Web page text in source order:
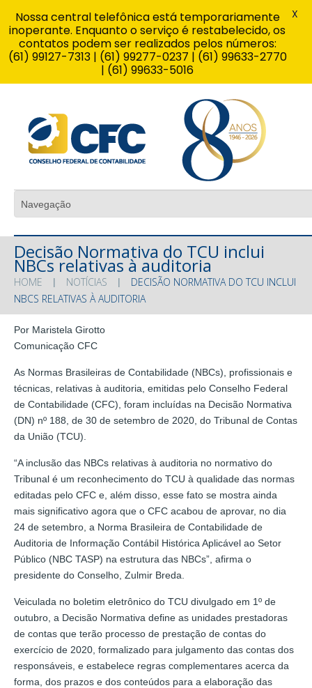
Decisão Normativa do TCU inclui
NBCs relativas à auditoria
HOME NOTÍCIAS
DECISÃO NORMATIVA DO TCU INCLUI
NBCS RELATIVAS À AUDITORIA
Por Maristela Girotto
Comunicação CFC
As Normas Brasileiras de Contabilidade (NBCs), profissionais e
técnicas, relativas à auditoria, emitidas pelo Conselho Federal
de Contabilidade (CFC), foram incluídas na Decisão Normativa
(DN) nº 188, de 30 de setembro de 2020, do Tribunal de Contas
da União (TCU).
“A inclusão das NBCs relativas à auditoria no normativo do
Tribunal é um reconhecimento do TCU à qualidade das normas
editadas pelo CFC e, além disso, esse fato se mostra ainda
mais significativo agora que o CFC acabou de aprovar, no dia
24 de setembro, a Norma Brasileira de Contabilidade de
Auditoria de Informação Contábil Histórica Aplicável ao Setor
Público (NBC TASP) na estrutura das NBCs”, afirma o
presidente do Conselho, Zulmir Breda.
Veiculada no boletim eletrônico do TCU divulgado em 1º de
outubro, a Decisão Normativa define as unidades prestadoras
de contas que terão processo de prestação de contas do
exercício de 2020, formalizado para julgamento das contas dos
responsáveis, e estabelece regras complementares acerca da
forma, dos prazos e dos conteúdos para a elaboração das
Nossa central telefônica está temporariamente
inoperante. Enquanto o serviço é restabelecido, os
contatos podem ser realizados pelos números:
(61) 99127-7313 | (61) 99277-0237 | (61) 99633-2770
| (61) 99633-5016
X